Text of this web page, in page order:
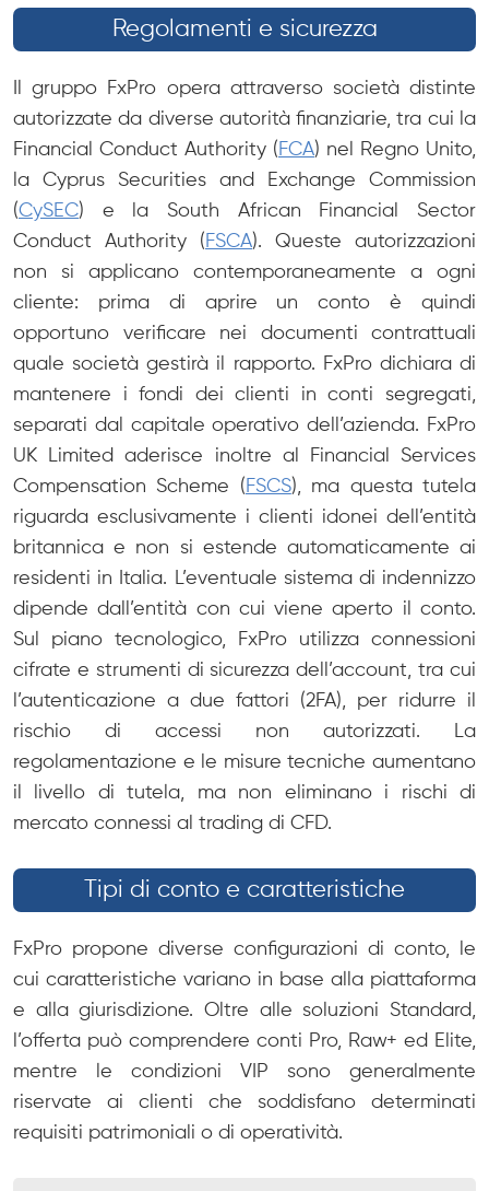
Regolamenti e sicurezza
Il gruppo FxPro opera attraverso società distinte
autorizzate da diverse autorità finanziarie, tra cui la
Financial Conduct Authority (FCA) nel Regno Unito,
la Cyprus Securities and Exchange Commission
(CySEC) e la South African Financial Sector
Conduct Authority (FSCA). Queste autorizzazioni
non si applicano contemporaneamente a ogni
cliente: prima di aprire un conto è quindi
opportuno verificare nei documenti contrattuali
quale società gestirà il rapporto. FxPro dichiara di
mantenere i fondi dei clienti in conti segregati,
separati dal capitale operativo dell’azienda. FxPro
UK Limited aderisce inoltre al Financial Services
Compensation Scheme (FSCS), ma questa tutela
riguarda esclusivamente i clienti idonei dell’entità
britannica e non si estende automaticamente ai
residenti in Italia. L’eventuale sistema di indennizzo
dipende dall’entità con cui viene aperto il conto.
Sul piano tecnologico, FxPro utilizza connessioni
cifrate e strumenti di sicurezza dell’account, tra cui
l’autenticazione a due fattori (2FA), per ridurre il
rischio di accessi non autorizzati. La
regolamentazione e le misure tecniche aumentano
il livello di tutela, ma non eliminano i rischi di
mercato connessi al trading di CFD.
Tipi di conto e caratteristiche
FxPro propone diverse configurazioni di conto, le
cui caratteristiche variano in base alla piattaforma
e alla giurisdizione. Oltre alle soluzioni Standard,
l’offerta può comprendere conti Pro, Raw+ ed Elite,
mentre le condizioni VIP sono generalmente
riservate ai clienti che soddisfano determinati
requisiti patrimoniali o di operatività.